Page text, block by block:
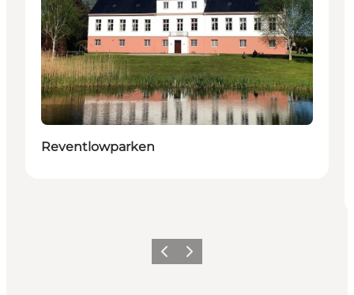
Reventlowparken
ForrigeNæste